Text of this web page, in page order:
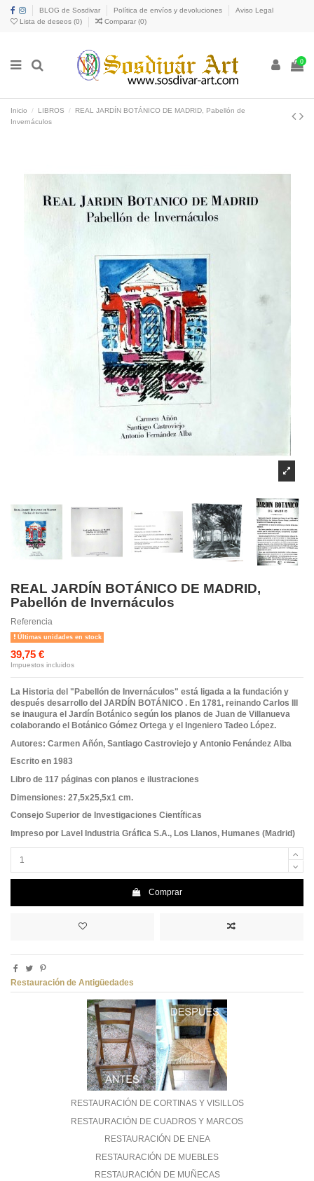
BLOG de Sosdivar Política de envíos y devoluciones
Aviso Legal
Lista de deseos (0) Comparar (0)
0
Inicio LIBROS
REAL JARDÍN BOTÁNICO DE MADRID, Pabellón de
Invernáculos
REAL JARDÍN BOTÁNICO DE MADRID,
Pabellón de Invernáculos
Referencia
Últimas unidades en stock
39,75 €
Impuestos incluidos
La Historia del "Pabellón de Invernáculos" está ligada a la fundación y
después desarrollo del JARDÍN BOTÁNICO . En 1781, reinando Carlos III
se inaugura el Jardín Botánico según los planos de Juan de Villanueva
colaborando el Botánico Gómez Ortega y el Ingeniero Tadeo López.
Autores: Carmen Añón, Santiago Castroviejo y Antonio Fenández Alba
Escrito en 1983
Libro de 117 páginas con planos e ilustraciones
Dimensiones: 27,5x25,5x1 cm.
Consejo Superior de Investigaciones Científicas
Impreso por Lavel Industria Gráfica S.A., Los Llanos, Humanes (Madrid)
Comprar
Restauración de Antigüedades
RESTAURACIÓN DE CORTINAS Y VISILLOS
RESTAURACIÓN DE CUADROS Y MARCOS
RESTAURACIÓN DE ENEA
RESTAURACIÓN DE MUEBLES
RESTAURACIÓN DE MUÑECAS